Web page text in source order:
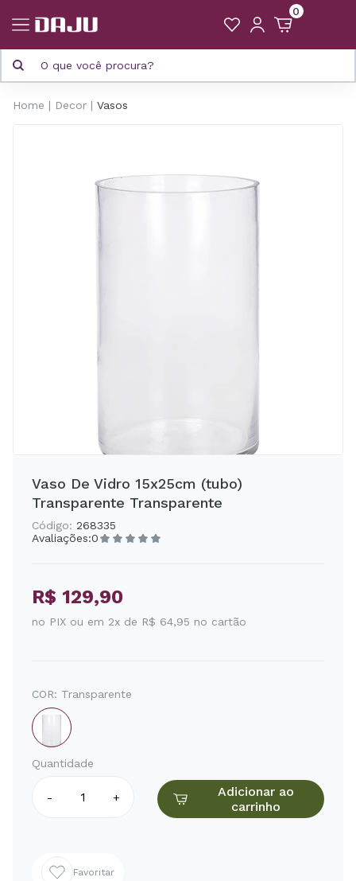
0
Home Decor Vasos
Vaso De Vidro 15x25cm (tubo)
Transparente Transparente
Código: 268335
Avaliações:0
R$ 129,90
no PIX ou em 2x de R$ 64,95 no cartão
COR: Transparente
Quantidade
- +
Adicionar ao
carrinho
Favoritar